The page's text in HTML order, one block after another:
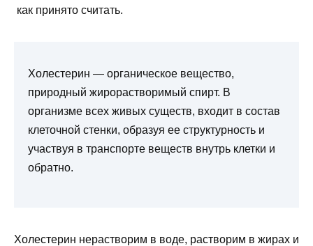
как принято считать.
Холестерин — органическое вещество,
природный жирорастворимый спирт. В
организме всех живых существ, входит в состав
клеточной стенки, образуя ее структурность и
участвуя в транспорте веществ внутрь клетки и
обратно.
Холестерин нерастворим в воде, растворим в жирах и